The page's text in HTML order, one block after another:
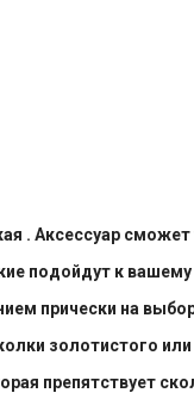
. Аксессуар
подойдут к
прически на
золотистого
препятствует